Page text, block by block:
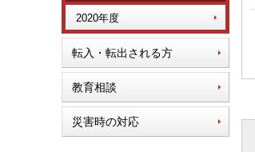
2020年度
転入・転出される方
教育相談
災害時の対応